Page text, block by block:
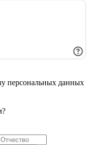
персональных данных